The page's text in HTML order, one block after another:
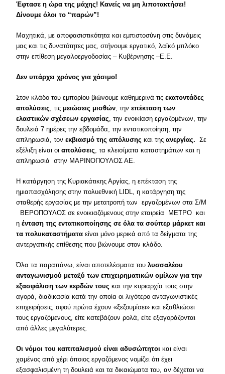
Έφτασε η ώρα της μάχης! Κανείς να μη λιποτακτήσει!
Δίνουμε όλοι το “παρών”!
Μαχητικά, με αποφασιστικότητα και εμπιστοσύνη στις δυνάμεις
μας και τις δυνατότητες μας, στήνουμε εργατικό, λαϊκό μπλόκο
στην επίθεση μεγαλοεργοδοσίας – Κυβέρνησης –Ε.Ε.
Δεν υπάρχει χρόνος για χάσιμο!
Στον κλάδο του εμπορίου βιώνουμε καθημερινά τιςεκατοντάδες
απολύσεις, τις μειώσεις μισθών, τηνεπέκταση των
ελαστικών σχέσεων εργασίας, την ενοικίαση εργαζομένων, την
δουλειά 7 ημέρες την εβδομάδα, την εντατικοποίηση, την
απληρωσιά, τονεκβιασμό της απόλυσης και τηςανεργίας. Σε
εξέλιξη είναι οιαπολύσεις, τα κλεισίματα καταστημάτων και η
απληρωσιά στην ΜΑΡΙΝΟΠΟΥΛΟΣ ΑΕ.
Η κατάργηση της Κυριακάτικης Αργίας, η επέκταση της
ημιαπασχόλησης στην πολυεθνική LIDL, η κατάργηση της
σταθερής εργασίας με την μετατροπή των εργαζομένων στα Σ/Μ
ΒΕΡΟΠΟΥΛΟΣ σε ενοικιαζόμενους στην εταιρεία ΜΕΤΡΟ και
ηένταση της εντατικοποίησης σε όλα τα σούπερ μάρκετ και
τα πολυκαταστήματα είναι μόνο μερικά από τα δείγματα της
αντεργατικής επίθεσης που βιώνουμε στον κλάδο.
Όλα τα παραπάνω, είναι αποτελέσματα τουλυσσαλέου
ανταγωνισμού μεταξύ των επιχειρηματικών ομίλων για την
εξασφάλιση των κερδών τους και την κυριαρχία τους στην
αγορά, διαδικασία κατά την οποία οι λιγότερο ανταγωνιστικές
επιχειρήσεις, αφού πρώτα έχουν «ξεζουμίσει» και εξαθλιώσει
τους εργαζόμενους, είτε κατεβάζουν ρολά, είτε εξαγοράζονται
από άλλες μεγαλύτερες.
Οι νόμοι του καπιταλισμού είναι αδυσώπητοι και είναι
χαμένος από χέρι όποιος εργαζόμενος νομίζει ότι έχει
εξασφαλισμένη τη δουλειά και τα δικαιώματα του, αν δέχεται να